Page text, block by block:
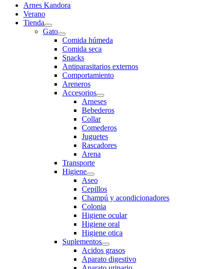
Arnes Kandora
Verano
Tienda
Gato
Comida húmeda
Comida seca
Snacks
Antiparasitarios externos
Comportamiento
Areneros
Accesorios
Arneses
Bebederos
Collar
Comederos
Juguetes
Rascadores
Arena
Transporte
Higiene
Aseo
Cepillos
Champú y acondicionadores
Colonia
Higiene ocular
Higiene oral
Higiene otica
Suplementos
Acidos grasos
Aparato digestivo